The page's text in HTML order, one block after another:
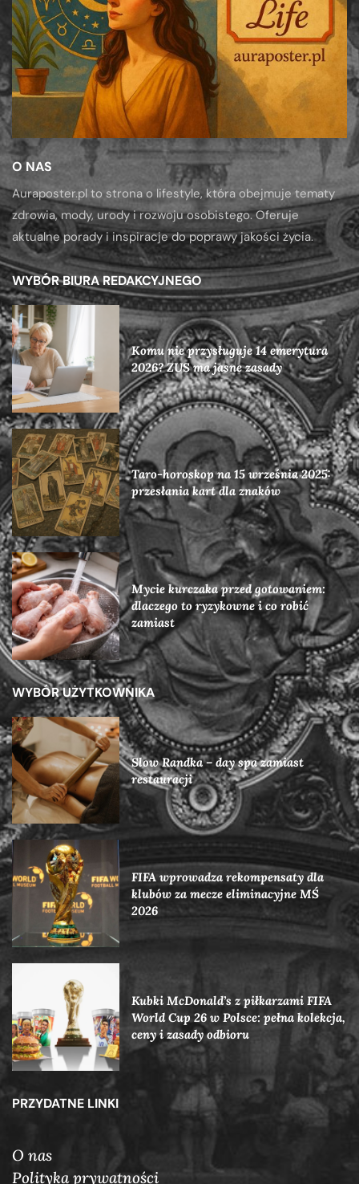
O NAS
Auraposter.pl to strona o lifestyle, która obejmuje tematy
zdrowia, mody, urody i rozwoju osobistego. Oferuje
aktualne porady i inspiracje do poprawy jakości życia.
WYBÓR BIURA REDAKCYJNEGO
Komu nie przysługuje 14 emerytura
2026? ZUS ma jasne zasady
Taro-horoskop na 15 września 2025:
przesłania kart dla znaków
Mycie kurczaka przed gotowaniem:
dlaczego to ryzykowne i co robić
zamiast
WYBÓR UŻYTKOWNIKA
Slow Randka – day spa zamiast
restauracji
FIFA wprowadza rekompensaty dla
klubów za mecze eliminacyjne MŚ
2026
Kubki McDonald’s z piłkarzami FIFA
World Cup 26 w Polsce: pełna kolekcja,
ceny i zasady odbioru
PRZYDATNE LINKI
O nas
Polityka prywatności